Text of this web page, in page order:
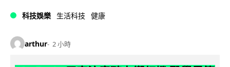
科技娛樂 生活科技 健康
arthur 2 小時